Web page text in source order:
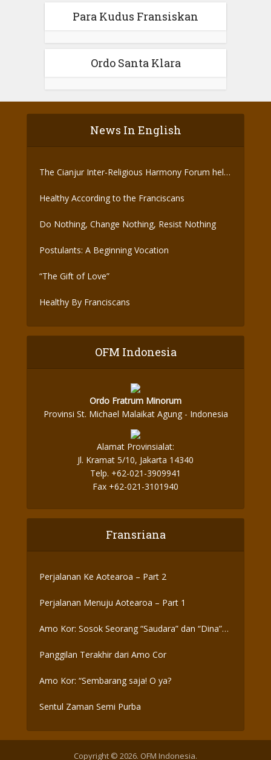
Para Kudus Fransiskan
Ordo Santa Klara
News In English
The Cianjur Inter-Religious Harmony Forum held
Healthy According to the Franciscans
Do Nothing, Change Nothing, Resist Nothing
Postulants: A Beginning Vocation
“The Gift of Love”
Healthy By Franciscans
OFM Indonesia
Ordo Fratrum Minorum
Provinsi St. Michael Malaikat Agung - Indonesia
Alamat Provinsialat:
Jl. Kramat 5/10, Jakarta 14340
Telp. +62-021-3909941
Fax +62-021-3101940
Fransriana
Perjalanan Ke Aotearoa – Part 2
Perjalanan Menuju Aotearoa – Part 1
Amo Kor: Sosok Seorang “Saudara” dan “Dina”
Panggilan Terakhir dari Amo Cor
Amo Kor: “Sembarang saja! O ya?
Sentul Zaman Semi Purba
Copyright © 2026. OFM Indonesia.